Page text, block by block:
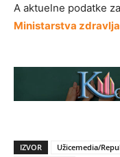
A aktuelne podatke
Ministarstva
IZVOR
Užicemedia/